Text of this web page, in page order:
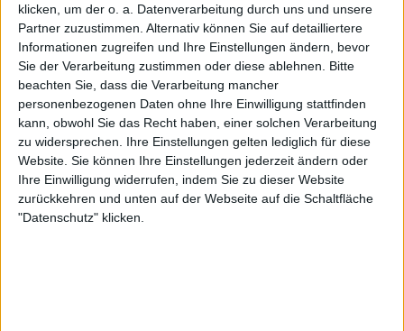
klicken, um der o. a. Datenverarbeitung durch uns und unsere
Partner zuzustimmen. Alternativ können Sie auf detailliertere
Informationen zugreifen und Ihre Einstellungen ändern, bevor
Sie der Verarbeitung zustimmen oder diese ablehnen.
Bitte
beachten Sie, dass die Verarbeitung mancher
personenbezogenen Daten ohne Ihre Einwilligung stattfinden
kann, obwohl Sie das Recht haben, einer solchen Verarbeitung
zu widersprechen. Ihre Einstellungen gelten lediglich für diese
Website. Sie können Ihre Einstellungen jederzeit ändern oder
Ihre Einwilligung widerrufen, indem Sie zu dieser Website
zurückkehren und unten auf der Webseite auf die Schaltfläche
"Datenschutz" klicken.
Newsletter abonnieren